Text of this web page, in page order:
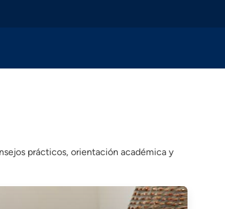
prácticos, orientación académica y